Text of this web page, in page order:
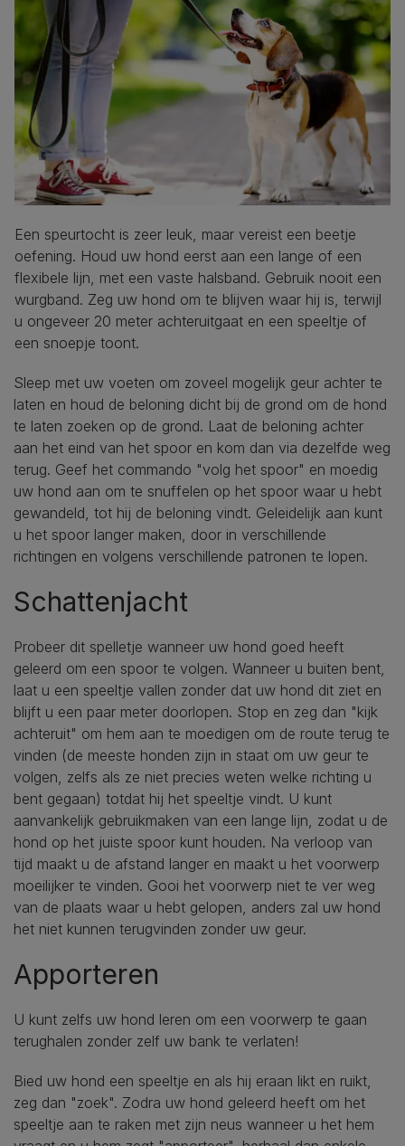
Een speurtocht is zeer leuk, maar vereist een beetje
oefening. Houd uw hond eerst aan een lange of een
flexibele lijn, met een vaste halsband. Gebruik nooit een
wurgband. Zeg uw hond om te blijven waar hij is, terwijl
u ongeveer 20 meter achteruitgaat en een speeltje of
een snoepje toont.
Sleep met uw voeten om zoveel mogelijk geur achter te
laten en houd de beloning dicht bij de grond om de hond
te laten zoeken op de grond. Laat de beloning achter
aan het eind van het spoor en kom dan via dezelfde weg
terug. Geef het commando "volg het spoor" en moedig
uw hond aan om te snuffelen op het spoor waar u hebt
gewandeld, tot hij de beloning vindt. Geleidelijk aan kunt
u het spoor langer maken, door in verschillende
richtingen en volgens verschillende patronen te lopen.
Schattenjacht
Probeer dit spelletje wanneer uw hond goed heeft
geleerd om een spoor te volgen. Wanneer u buiten bent,
laat u een speeltje vallen zonder dat uw hond dit ziet en
blijft u een paar meter doorlopen. Stop en zeg dan "kijk
achteruit" om hem aan te moedigen om de route terug te
vinden (de meeste honden zijn in staat om uw geur te
volgen, zelfs als ze niet precies weten welke richting u
bent gegaan) totdat hij het speeltje vindt. U kunt
aanvankelijk gebruikmaken van een lange lijn, zodat u de
hond op het juiste spoor kunt houden. Na verloop van
tijd maakt u de afstand langer en maakt u het voorwerp
moeilijker te vinden. Gooi het voorwerp niet te ver weg
van de plaats waar u hebt gelopen, anders zal uw hond
het niet kunnen terugvinden zonder uw geur.
Apporteren
U kunt zelfs uw hond leren om een voorwerp te gaan
terughalen zonder zelf uw bank te verlaten!
Bied uw hond een speeltje en als hij eraan likt en ruikt,
zeg dan "zoek". Zodra uw hond geleerd heeft om het
speeltje aan te raken met zijn neus wanneer u het hem